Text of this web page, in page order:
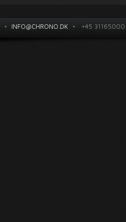
• INFO@CHRONO.DK • +45 31165000